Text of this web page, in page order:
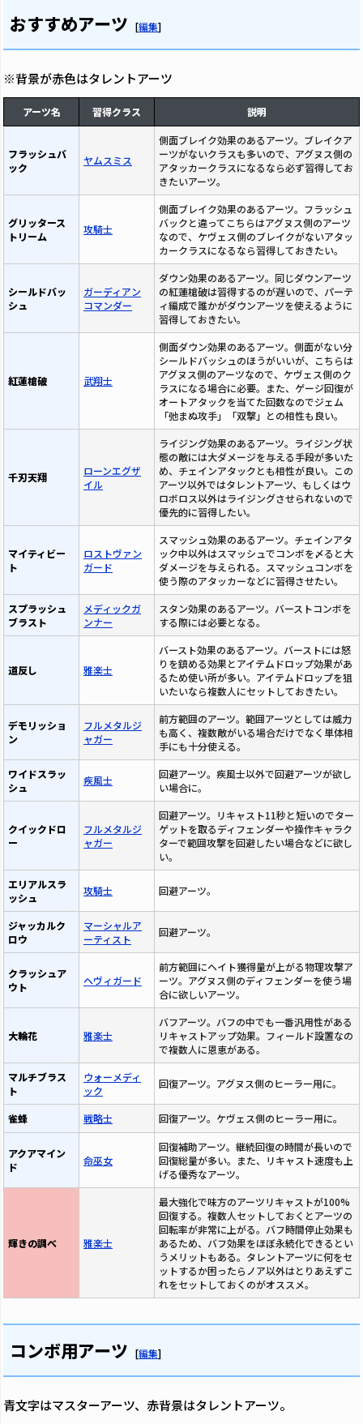
おすすめアーツ [編集]
※背景が赤色はタレントアーツ
アーツ名 習得クラス 説明
フラッシュバ
ック
ヤムスミス
側面ブレイク効果のあるアーツ。ブレイクア
ーツがないクラスも多いので、アグヌス側の
アタッカークラスになるなら必ず習得してお
きたいアーツ。
グリッタース
トリーム
攻騎士
側面ブレイク効果のあるアーツ。フラッシュ
バックと違ってこちらはアグヌス側のアーツ
なので、ケヴェス側のブレイクがないアタッ
カークラスになるなら習得しておきたい。
シールドバッ
シュ
ガーディアン
コマンダー
ダウン効果のあるアーツ。同じダウンアーツ
の紅蓮槍破は習得するのが遅いので、パーテ
ィ編成で誰かがダウンアーツを使えるように
習得しておきたい。
紅蓮槍破 武翔士
側面ダウン効果のあるアーツ。側面がない分
シールドバッシュのほうがいいが、こちらは
アグヌス側のアーツなので、ケヴェス側のク
ラスになる場合に必要。また、ゲージ回復が
オートアタックを当てた回数なのでジェム
「弛まぬ攻手」「双撃」との相性も良い。
千刃天翔
ローンエグザ
イル
ライジング効果のあるアーツ。ライジング状
態の敵には大ダメージを与える手段が多いた
め、チェインアタックとも相性が良い。この
アーツ以外ではタレントアーツ、もしくはウ
ロボロス以外はライジングさせられないので
優先的に習得したい。
マイティビー
ト
ロストヴァン
ガード
スマッシュ効果のあるアーツ。チェインアタ
ック中以外はスマッシュでコンボを〆ると大
ダメージを与えられる。スマッシュコンボを
使う際のアタッカーなどに習得させたい。
スプラッシュ
ブラスト
メディックガ
ンナー
スタン効果のあるアーツ。バーストコンボを
する際には必要となる。
道反し 雅楽士
バースト効果のあるアーツ。バーストには怒
りを鎮める効果とアイテムドロップ効果があ
るため使い所が多い。アイテムドロップを狙
いたいなら複数人にセットしておきたい。
デモリッショ
ン
フルメタルジ
ャガー
前方範囲のアーツ。範囲アーツとしては威力
も高く、複数敵がいる場合だけでなく単体相
手にも十分使える。
ワイドスラッ
シュ
疾風士
回避アーツ。疾風士以外で回避アーツが欲し
い場合に。
クイックドロ
ー
フルメタルジ
ャガー
回避アーツ。リキャスト11秒と短いのでター
ゲットを取るディフェンダーや操作キャラク
ターで範囲攻撃を回避したい場合などに欲し
い。
エリアルスラ
ッシュ
攻騎士 回避アーツ。
ジャッカルク
ロウ
マーシャルア
ーティスト
回避アーツ。
クラッシュア
ウト
ヘヴィガード
前方範囲にヘイト獲得量が上がる物理攻撃ア
ーツ。アグヌス側のディフェンダーを使う場
合に欲しいアーツ。
大輪花 雅楽士
バフアーツ。バフの中でも一番汎用性がある
リキャストアップ効果。フィールド設置なの
で複数人に恩恵がある。
マルチブラス
ト
ウォーメディ
ック
回復アーツ。アグヌス側のヒーラー用に。
雀蜂 戦略士 回復アーツ。ケヴェス側のヒーラー用に。
アクアマイン
ド
命巫女
回復補助アーツ。継続回復の時間が長いので
回復総量が多い。また、リキャスト速度も上
げる優秀なアーツ。
輝きの調べ 雅楽士
最大強化で味方のアーツリキャストが100%
回復する。複数人セットしておくとアーツの
回転率が非常に上がる。バフ時間停止効果も
あるため、バフ効果をほぼ永続化できるとい
うメリットもある。タレントアーツに何をセ
ットするか困ったらノア以外はとりあえずこ
れをセットしておくのがオススメ。
コンボ用アーツ [編集]
青文字はマスターアーツ、赤背景はタレントアーツ。